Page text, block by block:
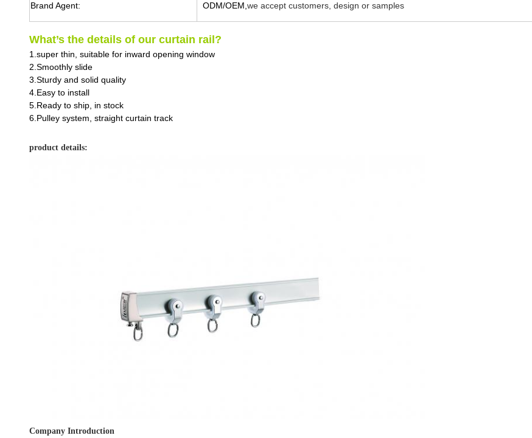
Brand Agent:
ODM/OEM, we accept customers, design or samples
What’s the details of our curtain rail?
1.super thin, suitable for inward opening window
2.Smoothly slide
3.Sturdy and solid quality
4.Easy to install
5.Ready to ship, in stock
6.Pulley system, straight curtain track
product details:
Company Introduction